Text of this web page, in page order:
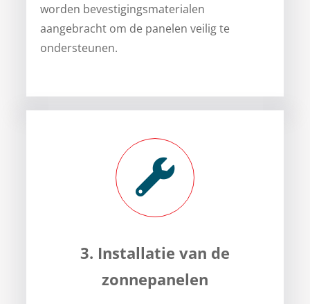
worden bevestigingsmaterialen
aangebracht om de panelen veilig te
ondersteunen.
3. Installatie van de
zonnepanelen